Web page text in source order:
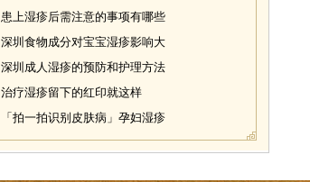
患上湿疹后需注意的事项有哪些
深圳食物成分对宝宝湿疹影响大
深圳成人湿疹的预防和护理方法
治疗湿疹留下的红印就这样
「拍一拍识别皮肤病」孕妇湿疹